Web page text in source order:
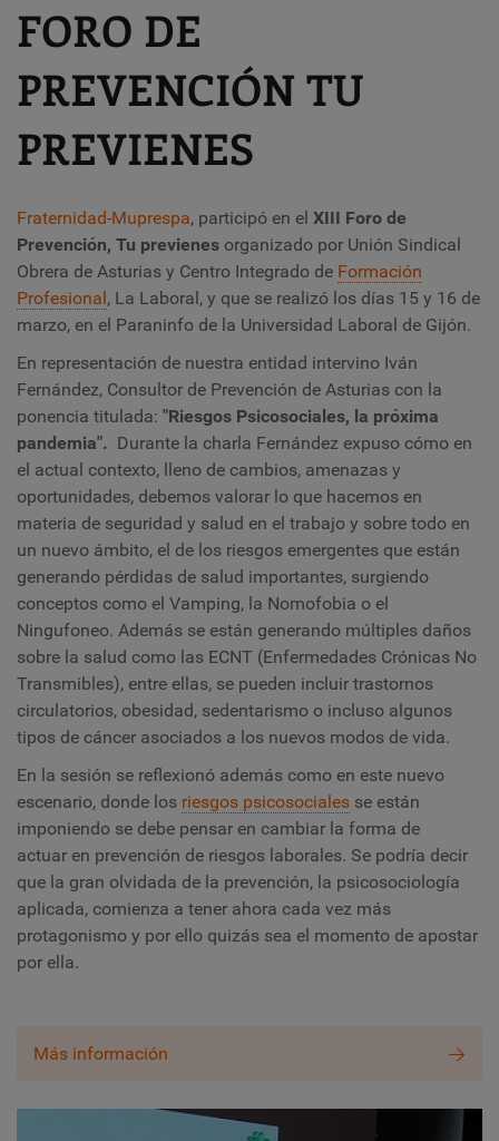
FORO DE
PREVENCIÓN TU
PREVIENES
Fraternidad-Muprespa, participó en el XIII Foro de
Prevención, Tu previenes organizado por Unión Sindical
Obrera de Asturias y Centro Integrado de Formación
Profesional, La Laboral, y que se realizó los días 15 y 16 de
marzo, en el Paraninfo de la Universidad Laboral de Gijón.
En representación de nuestra entidad intervino Iván
Fernández, Consultor de Prevención de Asturias con la
ponencia titulada: "Riesgos Psicosociales, la próxima
pandemia". Durante la charla Fernández expuso cómo en
el actual contexto, lleno de cambios, amenazas y
oportunidades, debemos valorar lo que hacemos en
materia de seguridad y salud en el trabajo y sobre todo en
un nuevo ámbito, el de los riesgos emergentes que están
generando pérdidas de salud importantes, surgiendo
conceptos como el Vamping, la Nomofobia o el
Ningufoneo. Además se están generando múltiples daños
sobre la salud como las ECNT (Enfermedades Crónicas No
Transmibles), entre ellas, se pueden incluir trastornos
circulatorios, obesidad, sedentarismo o incluso algunos
tipos de cáncer asociados a los nuevos modos de vida.
En la sesión se reflexionó además como en este nuevo
escenario, donde los riesgos psicosociales se están
imponiendo se debe pensar en cambiar la forma de
actuar en prevención de riesgos laborales. Se podría decir
que la gran olvidada de la prevención, la psicosociología
aplicada, comienza a tener ahora cada vez más
protagonismo y por ello quizás sea el momento de apostar
por ella.
Más información